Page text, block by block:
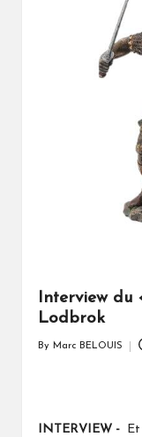
Interview du
Lodbrok
By Marc BELOUIS
1
INTERVIEW -